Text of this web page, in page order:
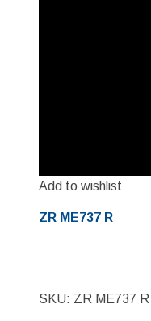
Add to wishlist
ZR ME737 R
SKU: ZR ME737 R